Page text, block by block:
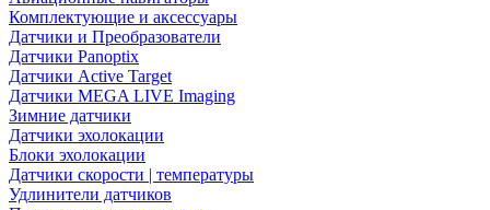
Комплектующие и аксессуары
Датчики и Преобразователи
Датчики Panoptix
Датчики Active Target
Датчики MEGA LIVE Imaging
Зимние датчики
Датчики эхолокации
Блоки эхолокации
Датчики скорости | температуры
Удлинители датчиков